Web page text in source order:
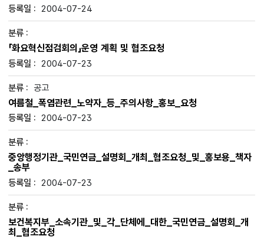
2004-07-24
「화요혁신점검회의」운영 계획 및 협조요청
2004-07-23
공고
여름철_폭염관련_노약자_등_주의사항_홍보_요청
2004-07-23
중앙행정기관_국민연금_설명회_개최_협조요청_및_홍보용_책자
_송부
2004-07-23
보건복지부_소속기관_및_각_단체에_대한_국민연금_설명회_개
최_협조요청